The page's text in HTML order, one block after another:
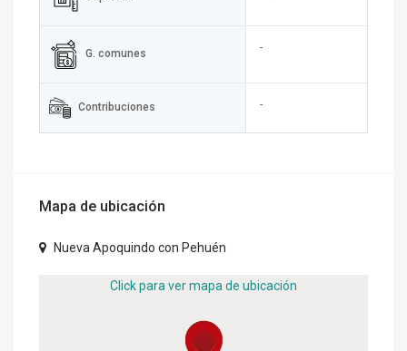
G. comunes
-
Contribuciones -
Mapa de ubicación
Nueva Apoquindo con Pehuén
Click para ver mapa de ubicación